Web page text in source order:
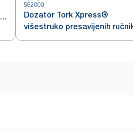
552000
Dozator Tork Xpress®
višestruko presavijenih
za ruke